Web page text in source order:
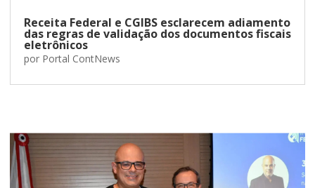
Receita Federal e CGIBS esclarecem adiamento
das regras de validação dos documentos fiscais
eletrônicos
por Portal ContNews